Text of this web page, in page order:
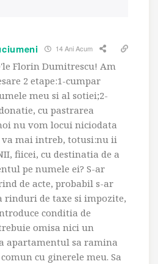
14 Ani Acum
Florin Dumitrescu! Am
2 etape:1-cumpar
meu si al sotiei;2-
cu pastrarea
nu vom locui niciodata
va mai intreb, totusi:nu ii
fiicei, cu destinatia de a
pe numele ei? S-ar
de acte, probabil s-ar
rinduri de taxe si impozite,
conditia de
omisa nici un
apartamentul sa ramina
cu ginerele meu. Sa